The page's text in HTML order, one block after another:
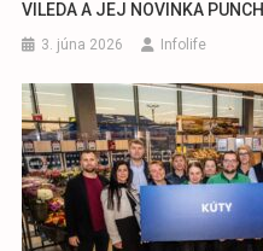
VILEDA A JEJ NOVINKA PUNCH
3. júna 2026 Infolife